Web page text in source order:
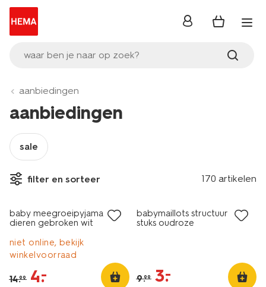
waar ben je naar op zoek?
inloggen
aanbiedingen
aanbiedingen
sale
filter en sorteer 170 artikelen
sale
baby meegroeipyjama rib
dieren gebroken wit
niet online, bekijk
winkelvoorraad
14.99 4.
–
babymaillots structuur - 2
stuks oudroze
9.99 3.
–